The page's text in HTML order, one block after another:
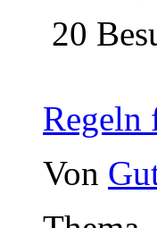
20
Regeln
Von